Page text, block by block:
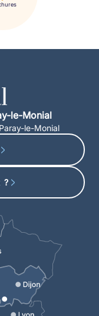
le-Monial
le-Monial
?